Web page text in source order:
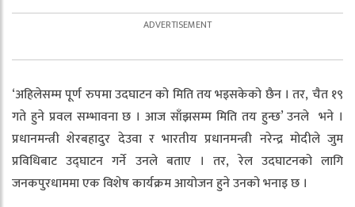
‘अहिलेसम्म पूर्ण रुपमा उदघाटन को मिति तय भइसकेको छैन । तर, चैत १९
गते हुने प्रवल सम्भावना छ । आज साँझसम्म मिति तय हुन्छ’ उनले भने ।
प्रधानमन्त्री शेरबहादुर देउवा र भारतीय प्रधानमन्त्री नरेन्द्र मोदीले जुम
प्रविधिबाट उद्घाटन गर्ने उनले बताए । तर, रेल उदघाटनको लागि
जनकपुरधाममा एक विशेष कार्यक्रम आयोजन हुने उनको भनाइ छ ।